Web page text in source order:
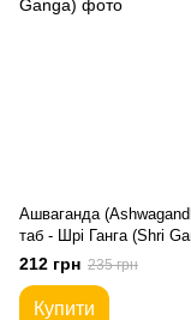
Ашваганда
таб - Шрі Ганга (Shri
212 грн 235 грн
Купити